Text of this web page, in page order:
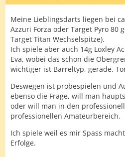
Meine Lieblingsdarts liegen bei
Azzuri Forza oder Target Pyro 80
Target Titan Wechselspitze).
Ich spiele aber auch 14g Loxley
Eva, wobei das schon die
wichtiger ist Barreltyp, gerade,
Deswegen ist probespielen und
ebenso die Frage, will man
oder will man in den
professionellen Amateurbereich.
Ich spiele weil es mir Spass
Erfolge.